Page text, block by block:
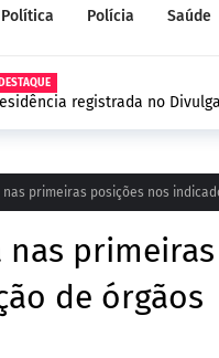
Política Polícia Saúde
DESTAQUE
registrada no
nas primeiras posições nos
de órgãos